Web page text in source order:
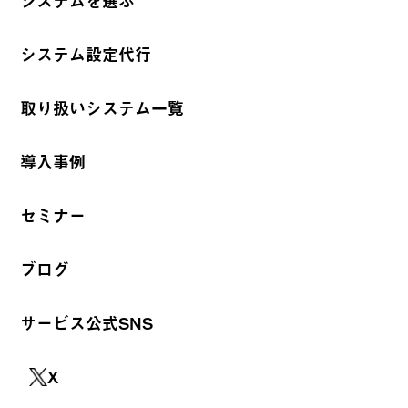
システム設定代行
取り扱いシステム一覧
導入事例
セミナー
ブログ
サービス公式SNS
X